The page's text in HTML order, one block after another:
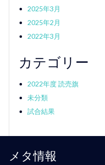
2025年3月
2025年2月
2022年3月
カテゴリー
2022年度 読売旗
未分類
試合結果
メタ情報